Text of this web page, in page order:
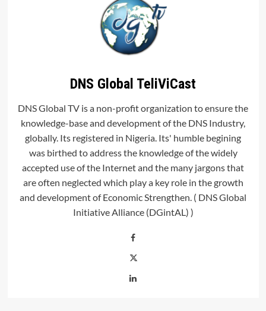
DNS Global TeliViCast
DNS Global TV is a non-profit organization to ensure the
knowledge-base and development of the DNS Industry,
globally. Its registered in Nigeria. Its' humble begining
was birthed to address the knowledge of the widely
accepted use of the Internet and the many jargons that
are often neglected which play a key role in the growth
and development of Economic Strengthen. ( DNS Global
Initiative Alliance (DGintAL) )